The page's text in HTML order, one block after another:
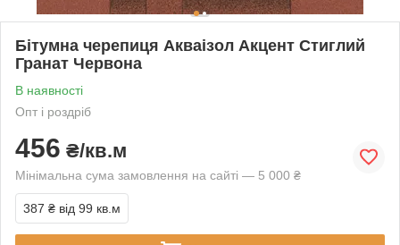
Бітумна черепиця Акваізол Акцент Стиглий
Гранат Червона
В наявності
Опт і роздріб
456 ₴/кв.м
Мінімальна сума замовлення на сайті — 5 000 ₴
387 ₴ від 99 кв.м